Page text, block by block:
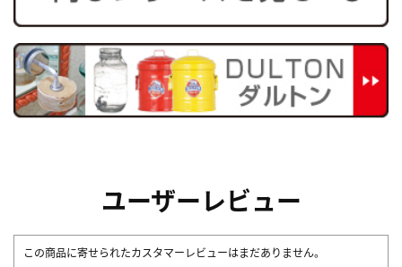
ユーザーレビュー
この商品に寄せられたカスタマーレビューはまだありません。